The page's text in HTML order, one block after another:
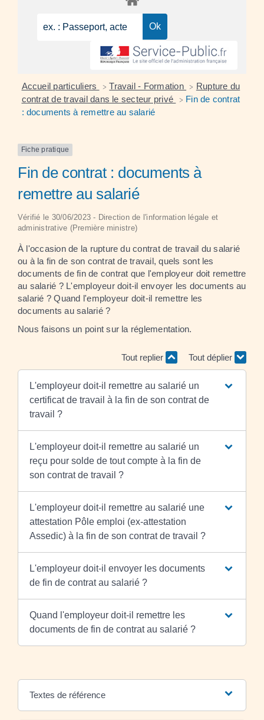
Accueil particuliers > Travail - Formation > Rupture du
contrat de travail dans le secteur privé
> Fin de contrat
: documents à remettre au salarié
Fiche pratique
Fin de contrat : documents à
remettre au salarié
Vérifié le 30/06/2023 - Direction de l'information légale et
administrative (Première ministre)
À l'occasion de la rupture du contrat de travail du salarié
ou à la fin de son contrat de travail, quels sont les
documents de fin de contrat que l'employeur doit remettre
au salarié ? L'employeur doit-il envoyer les documents au
salarié ? Quand l'employeur doit-il remettre les
documents au salarié ?
Nous faisons un point sur la réglementation.
Tout replier Tout déplier
L'employeur doit-il remettre au salarié un
certificat de travail à la fin de son contrat de
travail ?
L'employeur doit-il remettre au salarié un
reçu pour solde de tout compte à la fin de
son contrat de travail ?
L'employeur doit-il remettre au salarié une
attestation Pôle emploi (ex-attestation
Assedic) à la fin de son contrat de travail ?
L'employeur doit-il envoyer les documents
de fin de contrat au salarié ?
Quand l'employeur doit-il remettre les
documents de fin de contrat au salarié ?
Textes de référence